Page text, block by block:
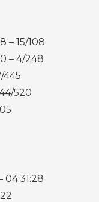
– 15/108
– 4/248
445
520
04:31:28